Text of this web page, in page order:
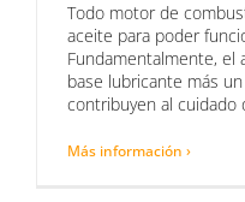
Todo motor de
aceite para poder
Fundamentalmente,
base lubricante más
contribuyen al cuidado
Más información ›